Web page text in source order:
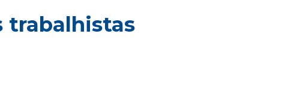
trabalhistas